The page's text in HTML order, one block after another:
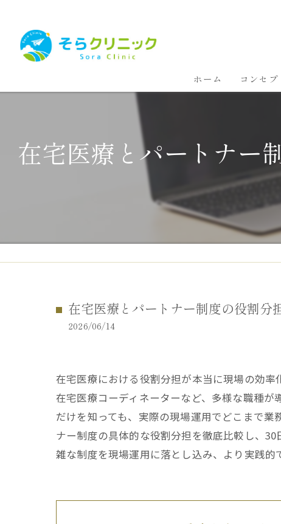
ホーム コンセプ
在宅医療とパートナー
在宅医療とパートナー制度の役割分
2026/06/14
在宅医療における役割分担が本当に現場の効
在宅医療コーディネーターなど、多様な職種
だけを知っても、実際の現場運用でどこまで
ナー制度の具体的な役割分担を徹底比較し、
雑な制度を現場運用に落とし込み、より実践的